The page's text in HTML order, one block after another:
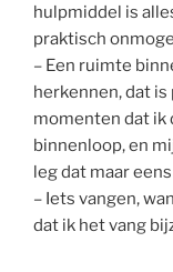
hulpmiddel is
praktisch
– Een ruimte
herkennen, dat
momenten dat ik
binnenloop, en
leg dat maar
– Iets vangen,
dat ik het vang